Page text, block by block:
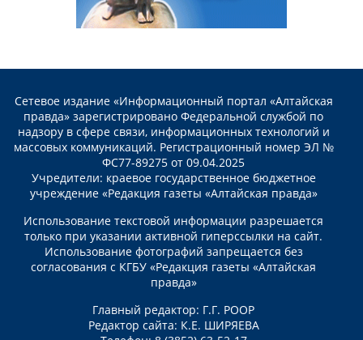
Сетевое издание «Информационный портал «Алтайская
правда» зарегистрировано Федеральной службой по
надзору в сфере связи, информационных технологий и
массовых коммуникаций. Регистрационный номер ЭЛ №
ФС77-89275 от 09.04.2025
Учредители: краевое государственное бюджетное
учреждение «Редакция газеты «Алтайская правда»
Использование текстовой информации разрешается
только при указании активной гиперссылки на сайт.
Использование фотографий запрещается без
согласования с КГБУ «Редакция газеты «Алтайская
правда»
Главный редактор: Г.Г. РООР
Редактор сайта: К.Е. ШИРЯЕВА